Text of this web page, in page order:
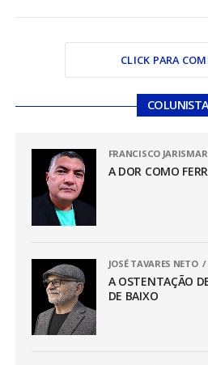
CLICK PARA
FRANCISCO JARISMAR
A DOR COMO
JOSÉ TAVARES NETO
A OSTENTAÇÃO
DE BAIXO